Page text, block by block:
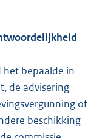
het bepaalde in
de advisering
of
beschikking